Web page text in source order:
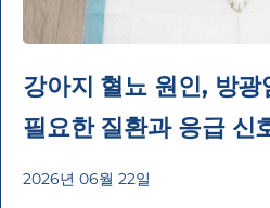
강아지 혈뇨 원인, 방광
필요한 질환과 응급 신
2026년 06월 22일